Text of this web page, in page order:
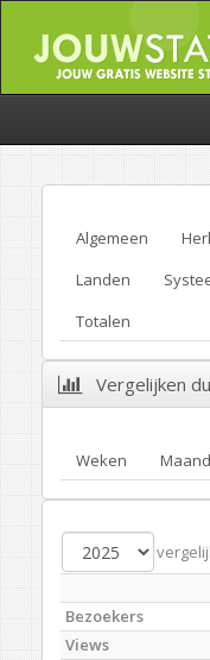
Algemeen
Landen
Totalen
Vergelijken
Weken
Bezoekers
Views